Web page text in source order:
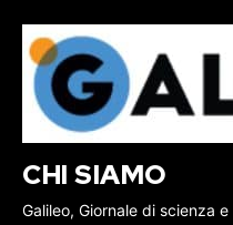
CHI SIAMO
Galileo, Giornale di scienza